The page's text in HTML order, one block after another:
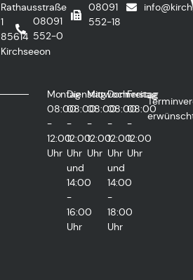
Rathausstraße
1
85614
Kirchseeon
08091
552-0
08091
552-18
Montag
08:00
-
12:00
Uhr
Dienstag
08:00
-
12:00
Uhr
und
14:00
-
16:00
Uhr
Mittwoch
08:00
-
12:00
Uhr
Donnerstag
08:00
-
12:00
Uhr
und
14:00
-
18:00
Uhr
Freitag
08:00
-
12:00
Uhr